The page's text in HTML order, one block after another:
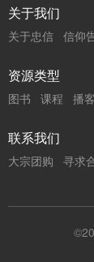
页
脚
菜
单
关于我们
关于忠信 信仰
资源类型
图书 课程 播客
联系我们
大宗团购 寻求